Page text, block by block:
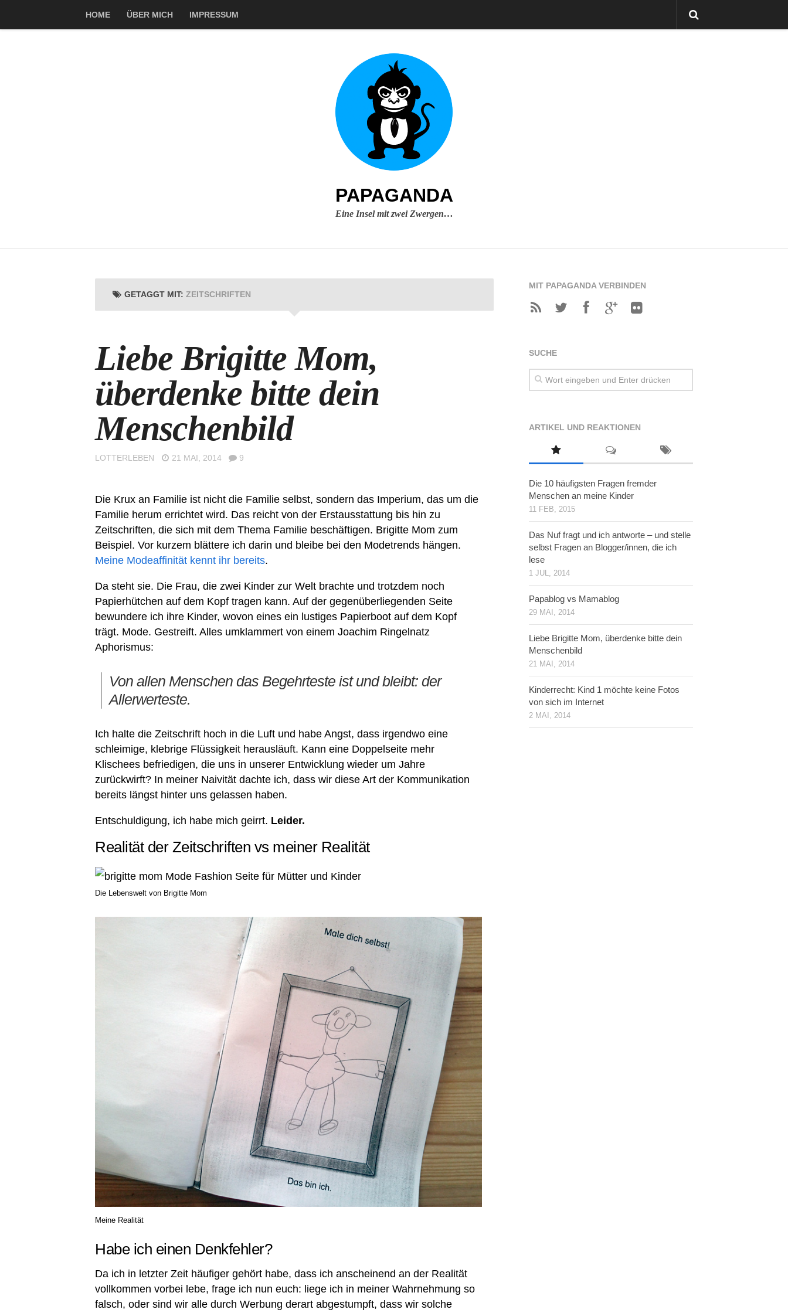
HOME ÜBER MICH IMPRESSUM
PAPAGANDA
Eine Insel mit zwei Zwergen…
GETAGGT MIT: ZEITSCHRIFTEN
Liebe Brigitte Mom,
überdenke bitte dein
Menschenbild
LOTTERLEBEN 21 MAI, 2014 9
Die Krux an Familie ist nicht die Familie selbst, sondern das Imperium, das um die
Familie herum errichtet wird. Das reicht von der Erstausstattung bis hin zu
Zeitschriften, die sich mit dem Thema Familie beschäftigen. Brigitte Mom zum
Beispiel. Vor kurzem blättere ich darin und bleibe bei den Modetrends hängen.
Meine Modeaffinität kennt ihr bereits.
Da steht sie. Die Frau, die zwei Kinder zur Welt brachte und trotzdem noch
Papierhütchen auf dem Kopf tragen kann. Auf der gegenüberliegenden Seite
bewundere ich ihre Kinder, wovon eines ein lustiges Papierboot auf dem Kopf
trägt. Mode. Gestreift. Alles umklammert von einem Joachim Ringelnatz
Aphorismus:
Von allen Menschen das Begehrteste ist und bleibt: der
Allerwerteste.
Ich halte die Zeitschrift hoch in die Luft und habe Angst, dass irgendwo eine
schleimige, klebrige Flüssigkeit herausläuft. Kann eine Doppelseite mehr
Klischees befriedigen, die uns in unserer Entwicklung wieder um Jahre
zurückwirft? In meiner Naivität dachte ich, dass wir diese Art der Kommunikation
bereits längst hinter uns gelassen haben.
Entschuldigung, ich habe mich geirrt. Leider.
Realität der Zeitschriften vs meiner Realität
Die Lebenswelt von Brigitte Mom
Meine Realität
Habe ich einen Denkfehler?
Da ich in letzter Zeit häufiger gehört habe, dass ich anscheinend an der Realität
vollkommen vorbei lebe, frage ich nun euch: liege ich in meiner Wahrnehmung so
falsch, oder sind wir alle durch Werbung derart abgestumpft, dass wir solche
MIT PAPAGANDA VERBINDEN
SUCHE
ARTIKEL UND REAKTIONEN
Die 10 häufigsten Fragen fremder
Menschen an meine Kinder
11 FEB, 2015
Das Nuf fragt und ich antworte – und stelle
selbst Fragen an Blogger/innen, die ich
lese
1 JUL, 2014
Papablog vs Mamablog
29 MAI, 2014
Liebe Brigitte Mom, überdenke bitte dein
Menschenbild
21 MAI, 2014
Kinderrecht: Kind 1 möchte keine Fotos
von sich im Internet
2 MAI, 2014